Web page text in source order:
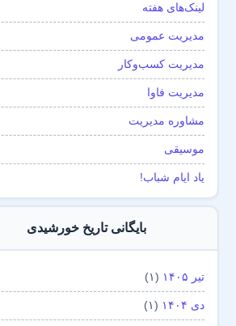
لینک‌های هفته
مدیریت عمومی
مدیریت کسب‌و‌کار
مدیریت فاوا
مشاوره مدیریت
موسیقی
یاد ایام شباب!
بایگانی تاریخ خورشیدی
تیر ۱۴۰۵ (۱)
دی ۱۴۰۴ (۱)